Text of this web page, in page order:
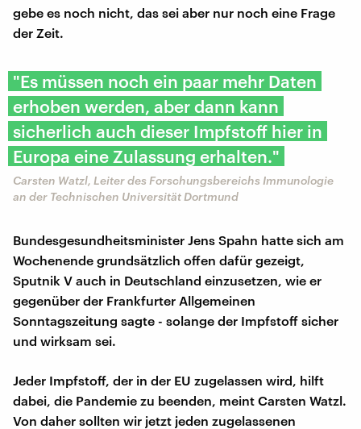
gebe es noch nicht, das sei aber nur noch eine Frage
der Zeit.
"Es müssen noch ein paar mehr Daten
erhoben werden, aber dann kann
sicherlich auch dieser Impfstoff hier in
Europa eine Zulassung erhalten."
Carsten Watzl, Leiter des Forschungsbereichs Immunologie
an der Technischen Universität Dortmund
Bundesgesundheitsminister Jens Spahn hatte sich am
Wochenende grundsätzlich offen dafür gezeigt,
Sputnik V auch in Deutschland einzusetzen, wie er
gegenüber der Frankfurter Allgemeinen
Sonntagszeitung sagte - solange der Impfstoff sicher
und wirksam sei.
Jeder Impfstoff, der in der EU zugelassen wird, hilft
dabei, die Pandemie zu beenden, meint Carsten Watzl.
Von daher sollten wir jetzt jeden zugelassenen